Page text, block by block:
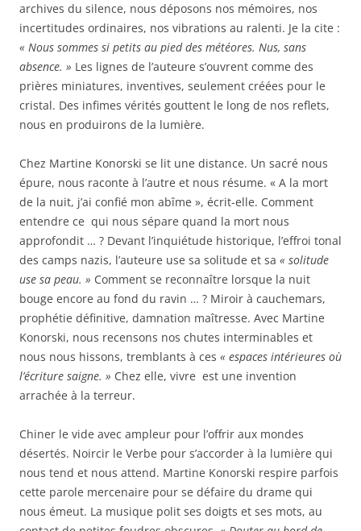
archives du silence, nous déposons nos mémoires, nos
incertitudes ordinaires, nos vibrations au ralenti. Je la cite :
« Nous sommes si petits au pied des météores. Nus, sans
absence. » Les lignes de l’auteure s’ouvrent comme des
prières miniatures, inventives, seulement créées pour le
cristal. Des infimes vérités gouttent le long de nos reflets,
nous en produirons de la lumière.
Chez Martine Konorski se lit une distance. Un sacré nous
épure, nous raconte à l’autre et nous résume. « A la mort
de la nuit, j’ai confié mon abîme », écrit-elle. Comment
entendre ce qui nous sépare quand la mort nous
approfondit … ? Devant l’inquiétude historique, l’effroi tonal
des camps nazis, l’auteure use sa solitude et sa « solitude
use sa peau. » Comment se reconnaître lorsque la nuit
bouge encore au fond du ravin … ? Miroir à cauchemars,
prophétie définitive, damnation maîtresse. Avec Martine
Konorski, nous recensons nos chutes interminables et
nous nous hissons, tremblants à ces « espaces intérieures où
l’écriture saigne. » Chez elle, vivre est une invention
arrachée à la terreur.
Chiner le vide avec ampleur pour l’offrir aux mondes
désertés. Noircir le Verbe pour s’accorder à la lumière qui
nous tend et nous attend. Martine Konorski respire parfois
cette parole mercenaire pour se défaire du drame qui
nous émeut. La musique polit ses doigts et ses mots, au